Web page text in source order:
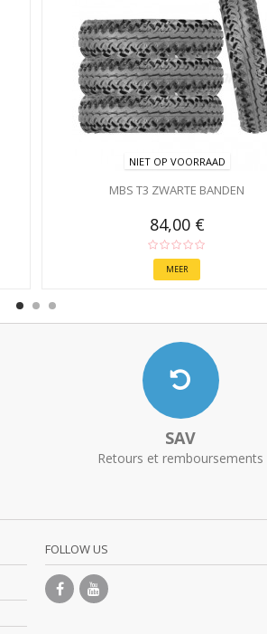
NIET OP VOORRAAD
MBS T3 ZWARTE BANDEN
84,00 €
MEER
SAV
Retours et remboursements
FOLLOW US